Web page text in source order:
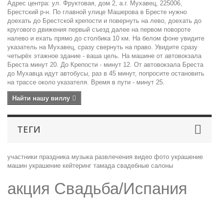
Адрес центра: ул. Фруктовая, дом 2, а.г. Мухавец, 225006,
Брестский р-н. По главной улице Машерова в Бресте нужно
доехать до Брестской крепости и повернуть на лево, доехать до
кругового движения первый съезд далее на первом повороте
налево и ехать прямо до столбика 10 км. На белом фоне увидите
указатель на Мухавец, сразу свернуть на право. Увидите сразу
четырёх этажное здание - ваша цель. На машине от автовокзала
Бреста минут 20. До Крепости - минут 12. От автовокзала Бреста
до Мухавца идут автобусы, раз в 45 минут, попросите остановить
на трассе около указателя. Время в пути - минут 25.
Найти нашу виллу
ТЕГИ
участники праздника музыка развлечения видео фото украшение
машин украшение кейтеринг тамада свадебные салоны
акция Свадьба/Испания